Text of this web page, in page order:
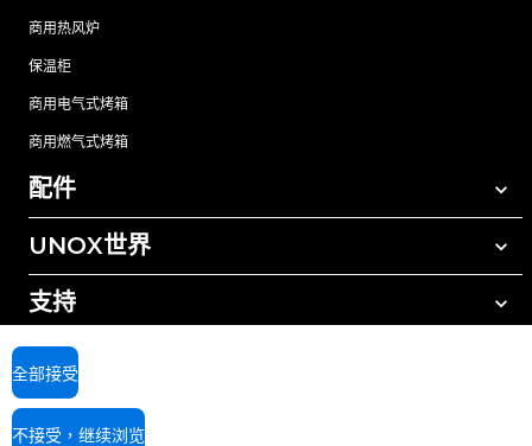
商用热风炉
保温柜
商用电气式烤箱
商用燃气式烤箱
配件
所有配件
手动清洗清洁剂
树脂过滤水处理
反渗透水处理
UNOX世界
我们在全球的办事处
支持
UNOX质保
查找经销商
查找服务中心
全部接受
不接受，继续浏览